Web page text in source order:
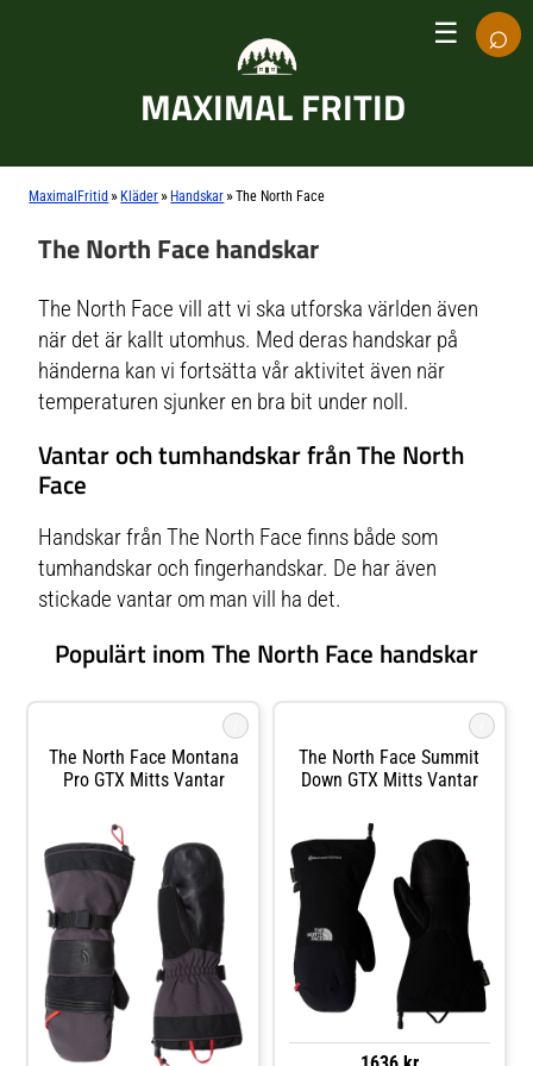
MAXIMAL FRITID
☰ ⌕
MaximalFritid » Kläder » Handskar »The North Face
The North Face handskar
The North Face vill att vi ska utforska världen även
när det är kallt utomhus. Med deras handskar på
händerna kan vi fortsätta vår aktivitet även när
temperaturen sjunker en bra bit under noll.
Vantar och tumhandskar från The North
Face
Handskar från The North Face finns både som
tumhandskar och fingerhandskar. De har även
stickade vantar om man vill ha det.
Populärt inom The North Face handskar
The North Face Montana
Pro GTX Mitts Vantar
The North Face Summit
Down GTX Mitts Vantar